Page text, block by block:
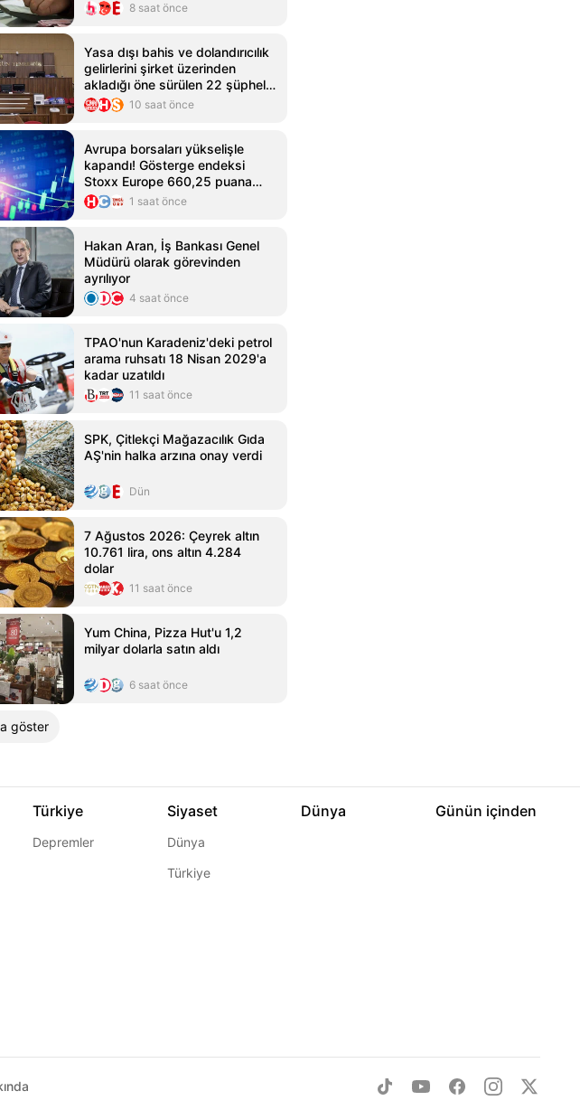
8 saat önce
Yasa dışı bahis ve dolandırıcılık
gelirlerini şirket üzerinden
akladığı öne sürülen 22 şüpheli
için iddianame
10 saat önce
Avrupa borsaları yükselişle
kapandı! Gösterge endeksi
Stoxx Europe 660,25 puana
çıktı
1 saat önce
Hakan Aran, İş Bankası Genel
Müdürü olarak görevinden
ayrılıyor
4 saat önce
TPAO'nun Karadeniz'deki petrol
arama ruhsatı 18 Nisan 2029'a
kadar uzatıldı
11 saat önce
SPK, Çitlekçi Mağazacılık Gıda
AŞ'nin halka arzına onay verdi
Dün
7 Ağustos 2026: Çeyrek altın
10.761 lira, ons altın 4.284
dolar
11 saat önce
Yum China, Pizza Hut'u 1,2
milyar dolarla satın aldı
6 saat önce
göster
Türkiye
Depremler
Siyaset
Dünya
Türkiye
Dünya Günün içinden